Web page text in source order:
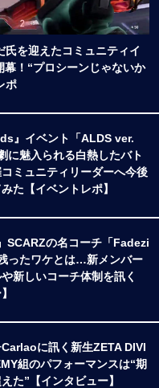
氏を迎えたコミュニティイ
！“プロシーンじゃないか
ポ
』イベント「ALDS ver.
に魅入られる白熱したバト
ミュニティリーダーへ今後
た【イベントレポ】
SCARZの名コーチ「Fadezi
ったワケとは…新メンバー
新しいコーチ体制を訊く
に訊く新生ZETA DIVI
組のパフォーマンスは“期
た”【インタビュー】